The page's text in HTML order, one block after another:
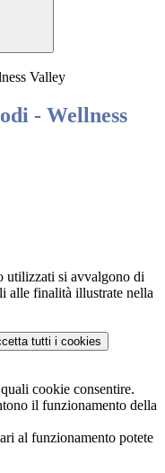
Valley
- Wellness
utilizzati si avvalgono di
alle finalità illustrate nella
tutti i cookies
cookie consentire.
il funzionamento della
al funzionamento potete